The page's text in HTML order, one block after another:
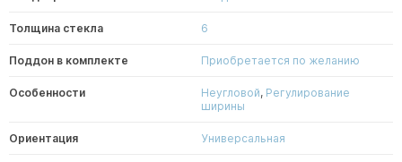
Толщина стекла 6
Поддон в комплекте Приобретается по желанию
Особенности Неугловой, Регулирование
ширины
Ориентация Универсальная